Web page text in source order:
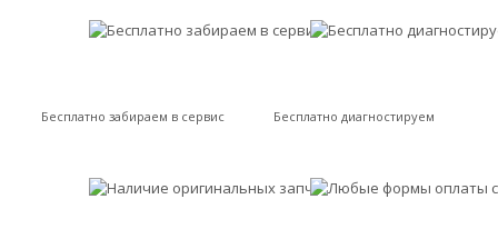
Бесплатно забираем в сервис Бесплатно диагностируем